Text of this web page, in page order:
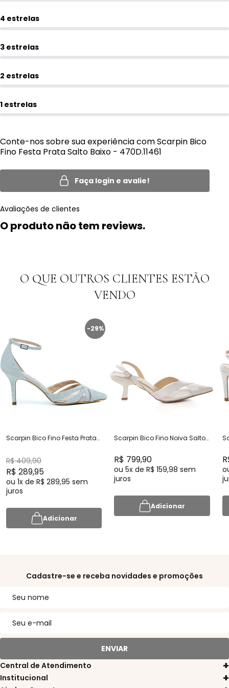
4 estrelas
3 estrelas
2 estrelas
1 estrelas
Conte-nos sobre sua experiência com Scarpin Bico
Fino Festa Prata Salto Baixo - 470D.11461
Faça login e avalie!
Avaliações de clientes
O produto não tem reviews.
O QUE OUTROS CLIENTES ESTÃO
VENDO
-29%
Scarpin Bico Fino Festa Prata
R$ 409,90
R$ 289,95
ou 1x de R$ 289,95 sem
juros
Adicionar
Scarpin Bico Fino Noiva Salto
R$ 799,90
ou5x deR$ 159,98 sem
juros
Adicionar
Cadastre-se e receba novidades e promoções
ENVIAR
Central de Atendimento
11 3311-8080
Institucional